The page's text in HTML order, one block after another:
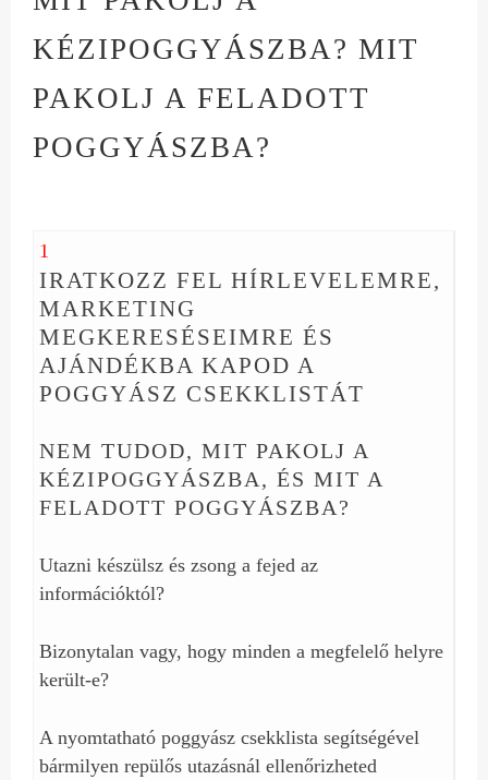
KÉZIPOGGYÁSZBA? MIT
PAKOLJ A FELADOTT
POGGYÁSZBA?
1
IRATKOZZ FEL HÍRLEVELEMRE,
MARKETING
MEGKERESÉSEIMRE ÉS
AJÁNDÉKBA KAPOD A
POGGYÁSZ CSEKKLISTÁT
NEM TUDOD, MIT PAKOLJ A
KÉZIPOGGYÁSZBA, ÉS MIT A
FELADOTT POGGYÁSZBA?
Utazni készülsz és zsong a fejed az
információktól?
Bizonytalan vagy, hogy minden a megfelelő helyre
került-e?
A nyomtatható poggyász csekklista segítségével
bármilyen repülős utazásnál ellenőrizheted